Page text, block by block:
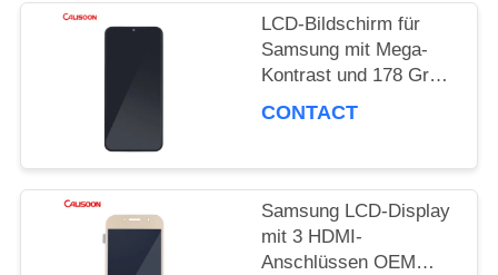
LCD-Bildschirm für
Samsung mit Mega-
Kontrast und 178 Grad
Blickwinkel
CONTACT
Samsung LCD-Display
mit 3 HDMI-
Anschlüssen OEM